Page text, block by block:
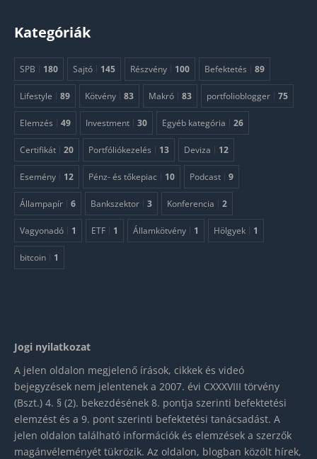
Kategóriák
SPB 180 Sajtó 145 Részvény 100 Befektetés 89
Lifestyle 89 Kötvény 83 Makró 83 portfolioblogger 75
Elemzés 49 Investment 30 Egyéb kategória 26
Certifikát 20 Portfóliókezelés 13 Deviza 12
Esemény 12 Pénz- és tőkepiac 10 Podcast 9
Állampapír 6 Bankszektor 3 Konferencia 2
Vagyonadó 1 ETF 1 Államkötvény 1 Hölgyek 1
bitcoin 1
Jogi nyilatkozat
A jelen oldalon megjelenő írások, cikkek és videó
bejegyzések nem jelentenek a 2007. évi CXXXVIII törvény
(Bszt.) 4. § (2). bekezdésének 8. pontja szerinti befektetési
elemzést és a 9. pont szerinti befektetési tanácsadást. A
jelen oldalon található információk és elemzések a szerzők
magánvéleményét tükrözik. Az oldalon, blogban közölt hírek,